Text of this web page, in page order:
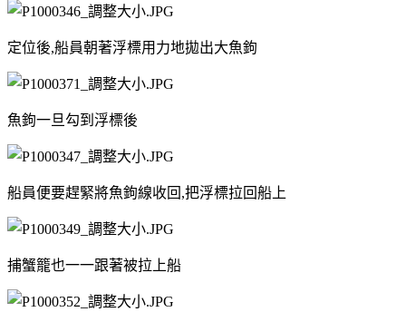
定位後,船員朝著浮標用力地拋出大魚鉤
魚鉤一旦勾到浮標後
船員便要趕緊將魚鉤線收回,把浮標拉回船上
捕蟹籠也一一跟著被拉上船